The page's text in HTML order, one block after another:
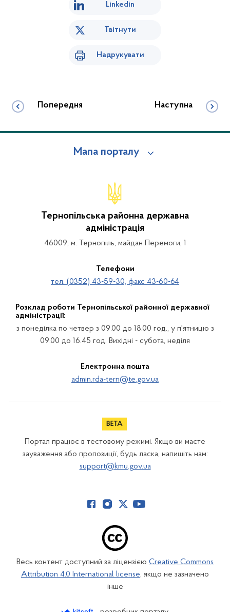
Linkedin
Твітнути
Надрукувати
Попередня Наступна
Мапа порталу
Тернопільська районна державна
адміністрація
46009, м. Тернопіль, майдан Перемоги, 1
Телефони
тел. (0352) 43-59-30, факс 43-60-64
Розклад роботи Тернопільської районної державної
адміністрації:
з понеділка по четвер з 09.00 до 18.00 год., у п'ятницю з
09.00 до 16.45 год. Вихідні - субота, неділя
Електронна пошта
admin.rda-tern@te.gov.ua
Портал працює в тестовому режимі. Якщо ви маєте
зауваження або пропозиції, будь ласка, напишіть нам:
support@kmu.gov.ua
Весь контент доступний за ліцензією Creative Commons
Attribution 4.0 International license, якщо не зазначено
інше